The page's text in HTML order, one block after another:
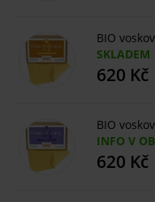
BIO
SKLADEM
620 Kč
BIO
INFO V
620 Kč